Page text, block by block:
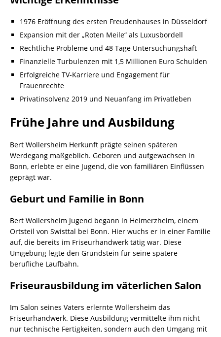
1976 Eröffnung des ersten Freudenhauses in Düsseldorf
Expansion mit der „Roten Meile“ als Luxusbordell
Rechtliche Probleme und 48 Tage Untersuchungshaft
Finanzielle Turbulenzen mit 1,5 Millionen Euro Schulden
Erfolgreiche TV-Karriere und Engagement für
Frauenrechte
Privatinsolvenz 2019 und Neuanfang im Privatleben
Frühe Jahre und Ausbildung
Bert Wollersheim Herkunft prägte seinen späteren
Werdegang maßgeblich. Geboren und aufgewachsen in
Bonn, erlebte er eine Jugend, die von familiären Einflüssen
geprägt war.
Geburt und Familie in Bonn
Bert Wollersheim Jugend begann in Heimerzheim, einem
Ortsteil von Swisttal bei Bonn. Hier wuchs er in einer Familie
auf, die bereits im Friseurhandwerk tätig war. Diese
Umgebung legte den Grundstein für seine spätere
berufliche Laufbahn.
Friseurausbildung im väterlichen Salon
Im Salon seines Vaters erlernte Wollersheim das
Friseurhandwerk. Diese Ausbildung vermittelte ihm nicht
nur technische Fertigkeiten, sondern auch den Umgang mit